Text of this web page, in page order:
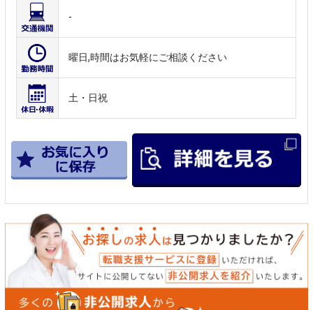
-
曜日,時間はお気軽にご相談ください
土・日祝